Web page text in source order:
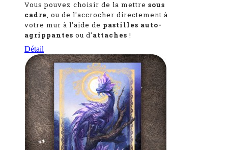
Vous pouvez choisir de la mettre sous
cadre, ou de l'accrocher directement à
votre mur à l'aide de pastilles auto-
agrippantes ou d'attaches !
Détail